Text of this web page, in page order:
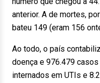
anterior. A de mortes,
bateu 149 (eram 156
Ao todo, o país
doença e 976.479
internados em UTIs e